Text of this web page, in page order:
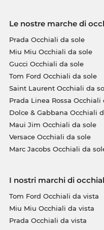
Le nostre marche di
Prada Occhiali da sole
Miu Miu Occhiali da sole
Gucci Occhiali da sole
Tom Ford Occhiali da sole
Saint Laurent Occhiali da
Prada Linea Rossa Occhiali
Dolce & Gabbana Occhiali
Maui Jim Occhiali da sole
Versace Occhiali da sole
Marc Jacobs Occhiali da
I nostri marchi di
Tom Ford Occhiali da vista
Miu Miu Occhiali da vista
Prada Occhiali da vista